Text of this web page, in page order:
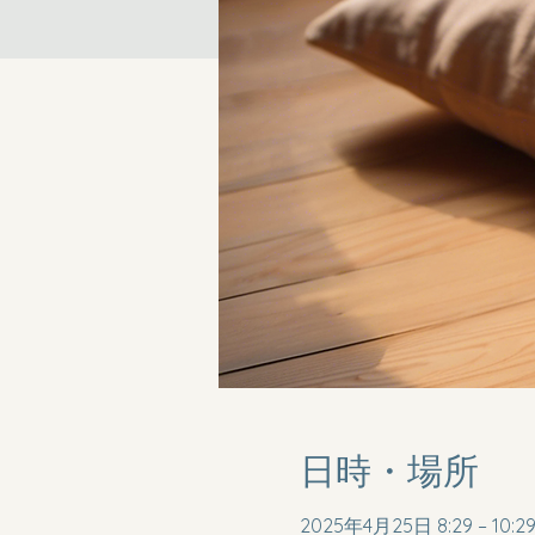
日時・場所
2025年4月25日 8:29 – 10:29